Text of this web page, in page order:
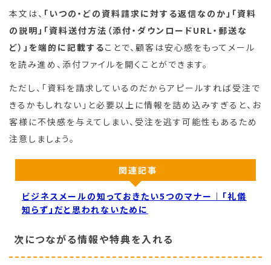
本文は、 「いつの・どの資料請求に対する返信なのか」「資料
の説明」「資料送付方法（添付・ダウンロードURL・郵送な
ど）」を端的に記載することで、顧客は安心感をもってメール
を読み進め、添付ファイルを開くことができます。
ただし、「資料を請求しているのだからアピールすれば受注で
きるかもしれない」と必要以上に情報を詰め込みすぎると、お
客様に不快感を与えてしまい、受注を逃す可能性もあるため
注意しましょう。
関連記事
ビジネスメールの知っておきたい5つのマナー｜「礼儀
知らず」だと思われないために
次につながる情報や特典を入れる